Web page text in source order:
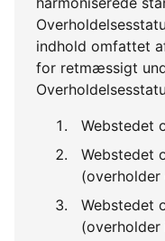
indhold omfattet
for retmæssigt
Webstedet
Webstedet
Webstedet